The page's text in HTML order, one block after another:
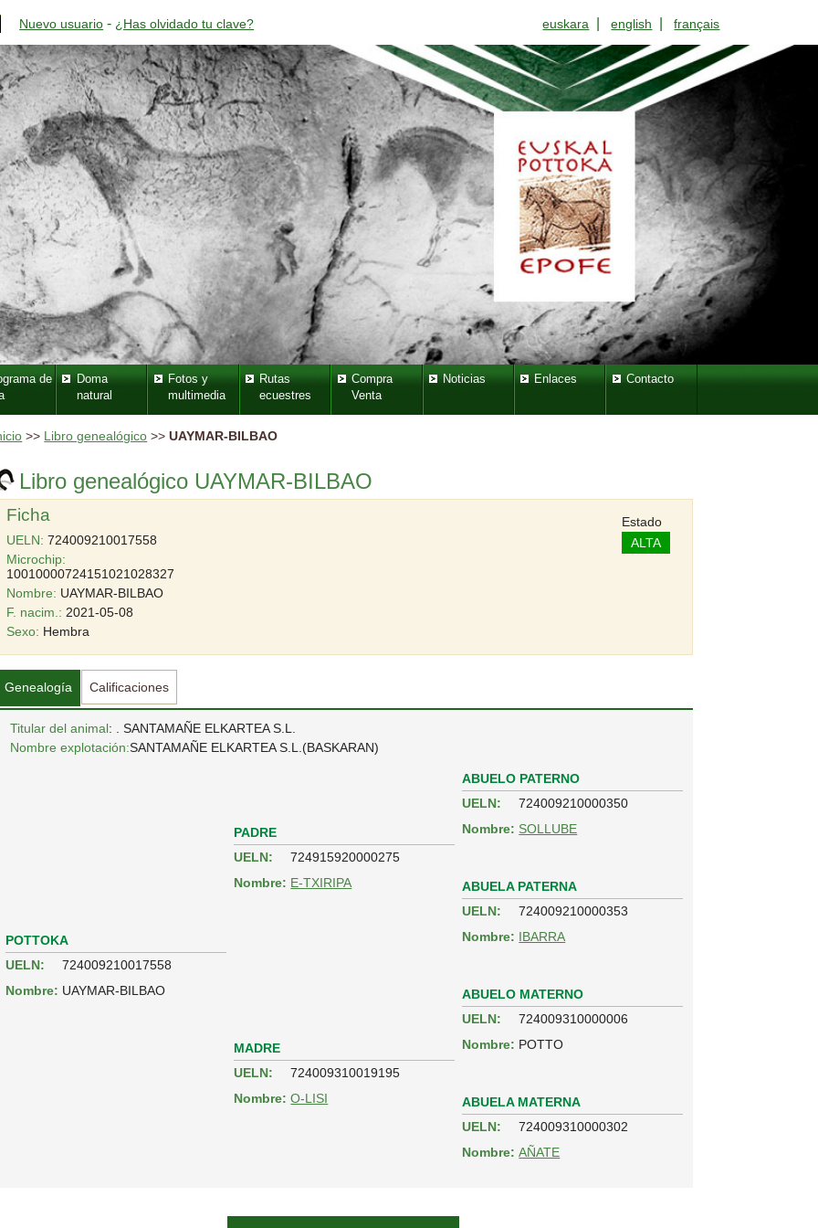
Nuevo usuario - ¿Has olvidado tu clave? euskara |english |français
de
Doma
natural
Fotos y
multimedia
Rutas
ecuestres
Compra
Venta
Noticias Enlaces Contacto
>> Libro genealógico >>UAYMAR-BILBAO
Libro genealógico UAYMAR-BILBAO
Ficha
UELN: 724009210017558
Microchip:
10010000724151021028327
Nombre: UAYMAR-BILBAO
F. nacim.: 2021-05-08
Sexo: Hembra
Estado
ALTA
Genealogía Calificaciones
Titular del animal: . SANTAMAÑE ELKARTEA S.L.
Nombre explotación:SANTAMAÑE ELKARTEA S.L.(BASKARAN)
POTTOKA
UELN:
724009210017558
Nombre: UAYMAR-BILBAO
PADRE
UELN:
724915920000275
Nombre: E-TXIRIPA
ABUELO PATERNO
UELN:
724009210000350
Nombre: SOLLUBE
ABUELA PATERNA
UELN:
724009210000353
Nombre: IBARRA
MADRE
UELN:
724009310019195
Nombre: O-LISI
ABUELO MATERNO
UELN:
724009310000006
Nombre: POTTO
ABUELA MATERNA
UELN:
724009310000302
Nombre: AÑATE